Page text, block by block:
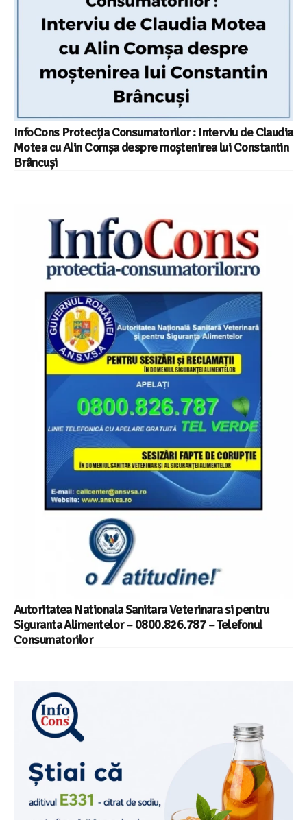
InfoCons Protecția Consumatorilor : Interviu de Claudia
Motea cu Alin Comșa despre moștenirea lui Constantin
Brâncuși
Autoritatea Nationala Sanitara Veterinara si pentru
Siguranta Alimentelor – 0800.826.787 – Telefonul
Consumatorilor